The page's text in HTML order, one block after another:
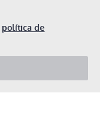
política de